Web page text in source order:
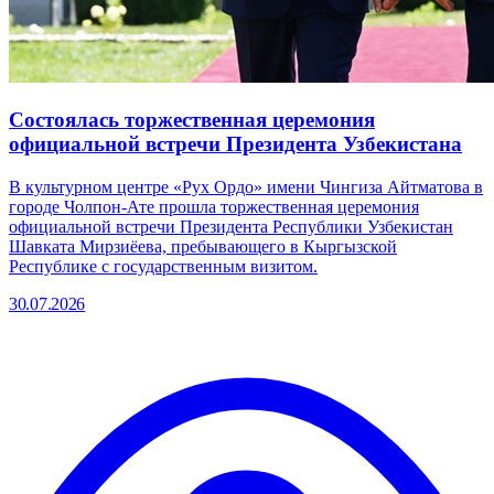
Состоялась торжественная церемония
официальной встречи Президента Узбекистана
В культурном центре «Рух Ордо» имени Чингиза Айтматова в
городе Чолпон-Ате прошла торжественная церемония
официальной встречи Президента Республики Узбекистан
Шавката Мирзиёева, пребывающего в Кыргызской
Республике с государственным визитом.
30.07.2026